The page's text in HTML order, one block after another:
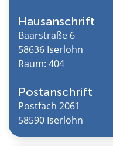
Hausanschrift
Baarstraße 6
58636 Iserlohn
Raum: 404
Postanschrift
Postfach 2061
58590 Iserlohn